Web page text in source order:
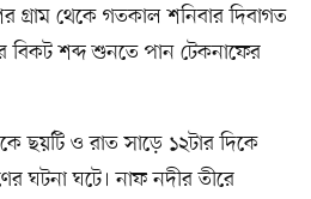
থেকে গতকাল শনিবার দিবাগত
বিকট শব্দ শুনতে পান টেকনাফের
ছয়টি ও রাত সাড়ে ১২টার দিকে
ঘটনা ঘটে। নাফ নদীর তীরে